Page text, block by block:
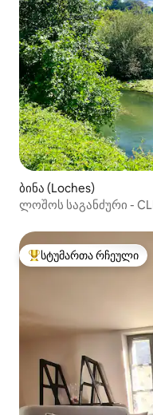
ბინა (Loches)
ლოშოს საგანძური -
სტუმართა რჩეული
სტუმართა რჩეული